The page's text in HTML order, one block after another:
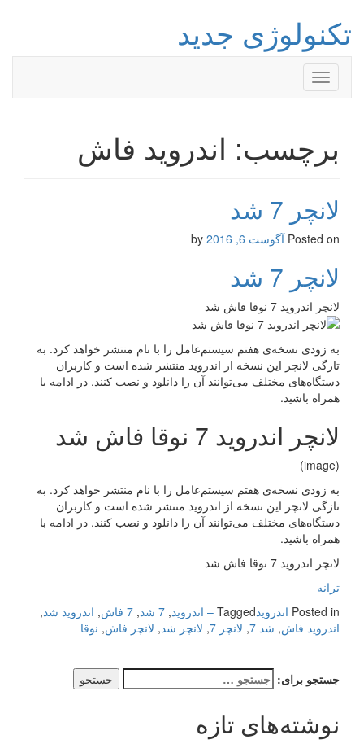
تکنولوژی جدید
Toggle
navigation
برچسب: اندروید فاش
لانچر 7 شد
Posted on آگوست 6, 2016
لانچر 7 شد
لانچر اندروید 7 نوقا فاش شد
به زودی نسخه‌ی هفتم سیستم‌عامل را با نام منتشر خواهد کرد. به
تازگی لانچر این نسخه از اندروید منتشر شده است و کاربران
دستگاه‌های مختلف می‌توانند آن را دانلود و نصب کنند. در ادامه با
همراه باشید.
لانچر اندروید 7 نوقا فاش شد
(image)
به زودی نسخه‌ی هفتم سیستم‌عامل را با نام منتشر خواهد کرد. به
تازگی لانچر این نسخه از اندروید منتشر شده است و کاربران
دستگاه‌های مختلف می‌توانند آن را دانلود و نصب کنند. در ادامه با
همراه باشید.
لانچر اندروید 7 نوقا فاش شد
ترانه
Posted in اندرویدTagged – اندروید, 7 شد , 7 فاش , اندروید شد,
اندروید فاش, شد 7 , لانچر 7 , لانچر شد, لانچر فاش, نوقا
جستجو برای:
نوشته‌های تازه